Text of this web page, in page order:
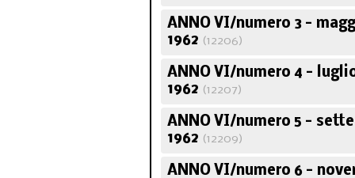
ANNO VI/numero 3 -
1962 (12206)
ANNO VI/numero 4 -
1962 (12207)
ANNO VI/numero 5 -
1962 (12209)
ANNO VI/numero 6 -